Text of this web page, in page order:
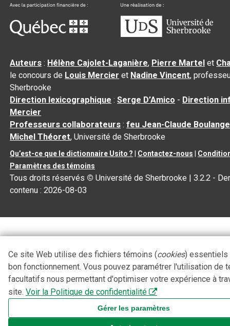
Auteurs : Hélène Cajolet-Laganière, Pierre Martel et
le concours de Louis Mercier et Nadine Vincent,
Sherbrooke
Direction lexicographique :Serge D’Amico - Direction
Mercier
Professeurs collaborateurs :feu Jean-Claude
Michel Théoret, Université de Sherbrooke
Qu’est-ce que le dictionnaire Usito ? Contactez-nous
Paramètres des témoins
Tous droits réservés © Université de Sherbrooke |3.2.2 -
contenu :2026-08-03
Ce site Web utilise des fichiers témoins (cookies) essentiels
bon fonctionnement. Vous pouvez paramétrer l'utilisation de
facultatifs nous permettant d'optimiser votre expérience à
site. Voir la Politique de confidentialité
Gérer les paramètres